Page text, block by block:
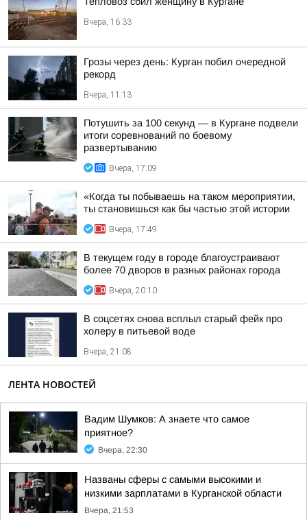
Вчера, 16:33
Грозы через день: Курган побил очередной
рекорд
Вчера, 11:13
Потушить за 100 секунд — в Кургане подвели
итоги соревнований по боевому
развертыванию
Вчера, 17:09
«Когда ты побываешь на таком мероприятии,
ты становишься как бы частью этой истории
Вчера, 17:49
В текущем году в городе благоустраивают
более 70 дворов в разных районах города
Вчера, 20:10
В соцсетях снова всплыл старый фейк про
холеру в питьевой воде
Вчера, 21:08
ЛЕНТА НОВОСТЕЙ
Вадим Шумков: А знаете что самое
приятное?
Вчера, 22:30
Названы сферы с самыми высокими и
низкими зарплатами в Курганской области
Вчера, 21:53